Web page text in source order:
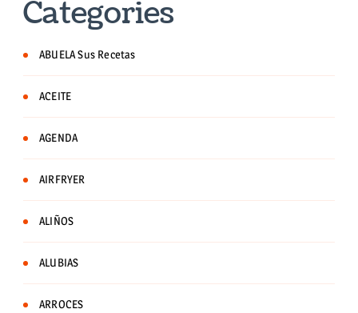
Categories
ABUELA Sus Recetas
ACEITE
AGENDA
AIRFRYER
ALIÑOS
ALUBIAS
ARROCES